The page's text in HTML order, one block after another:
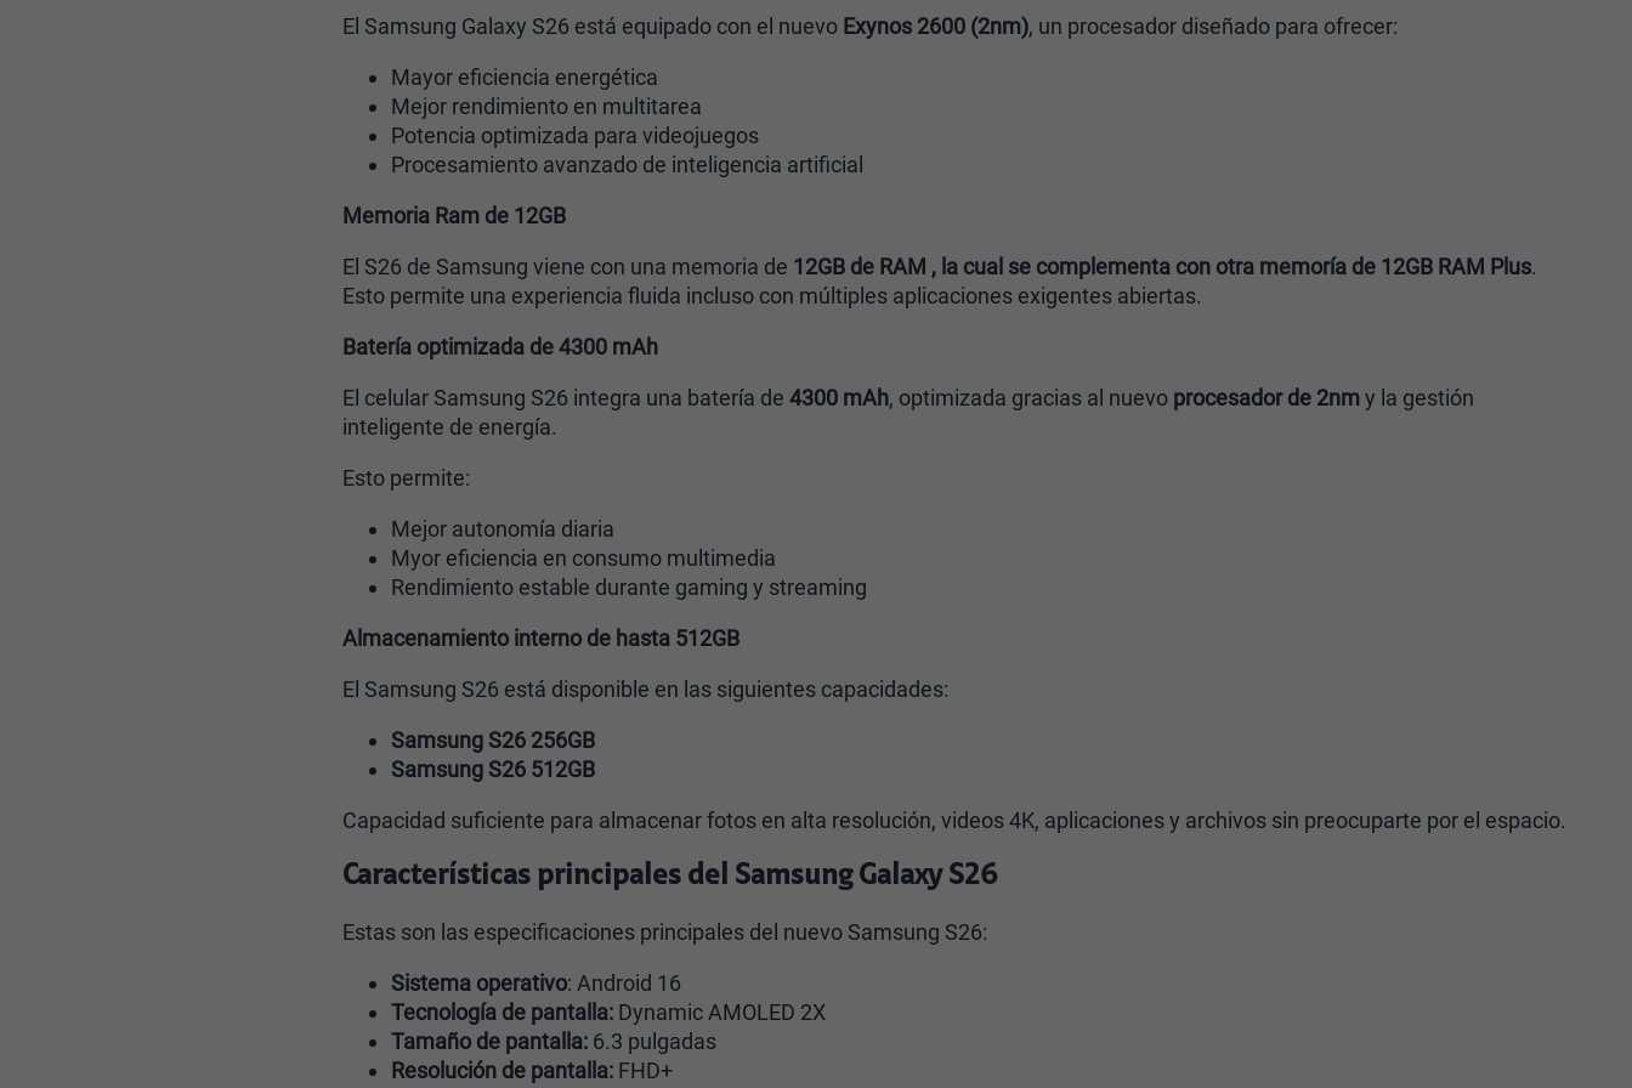
El Samsung Galaxy S26 está equipado con el nuevo Exynos 2600 (2nm), un procesador diseñado para ofrecer:
Mayor eficiencia energética
Mejor rendimiento en multitarea
Potencia optimizada para videojuegos
Procesamiento avanzado de inteligencia artificial
Memoria Ram de 12GB
El S26 de Samsung viene con una memoria de 12GB de RAM , la cual se complementa con otra memoría de 12GB RAM Plus.
Esto permite una experiencia fluida incluso con múltiples aplicaciones exigentes abiertas.
Batería optimizada de 4300 mAh
El celular Samsung S26 integra una batería de 4300 mAh, optimizada gracias al nuevo procesador de 2nmy la gestión
inteligente de energía.
Esto permite:
Mejor autonomía diaria
Myor eficiencia en consumo multimedia
Rendimiento estable durante gaming y streaming
Almacenamiento interno de hasta 512GB
El Samsung S26 está disponible en las siguientes capacidades:
Samsung S26 256GB
Samsung S26 512GB
Capacidad suficiente para almacenar fotos en alta resolución, videos 4K, aplicaciones y archivos sin preocuparte por el espacio.
Características principales del Samsung Galaxy S26
Estas son las especificaciones principales del nuevo Samsung S26:
Sistema operativo: Android 16
Tecnología de pantalla: Dynamic AMOLED 2X
Tamaño de pantalla: 6.3 pulgadas
Resolución de pantalla: FHD+